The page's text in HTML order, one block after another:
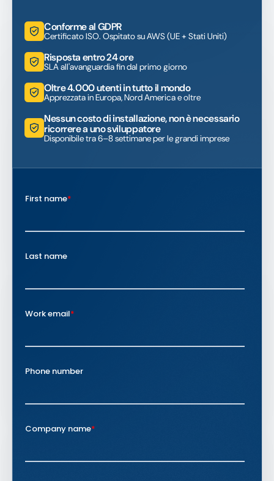
Conforme al GDPR
Certificato ISO. Ospitato su AWS (UE + Stati Uniti)
Risposta entro 24 ore
SLA all'avanguardia fin dal primo giorno
Oltre 4.000 utenti in tutto il mondo
Apprezzata in Europa, Nord America e oltre
Nessun costo di installazione, non è necessario
ricorrere a uno sviluppatore
Disponibile tra 6–8 settimane per le grandi imprese